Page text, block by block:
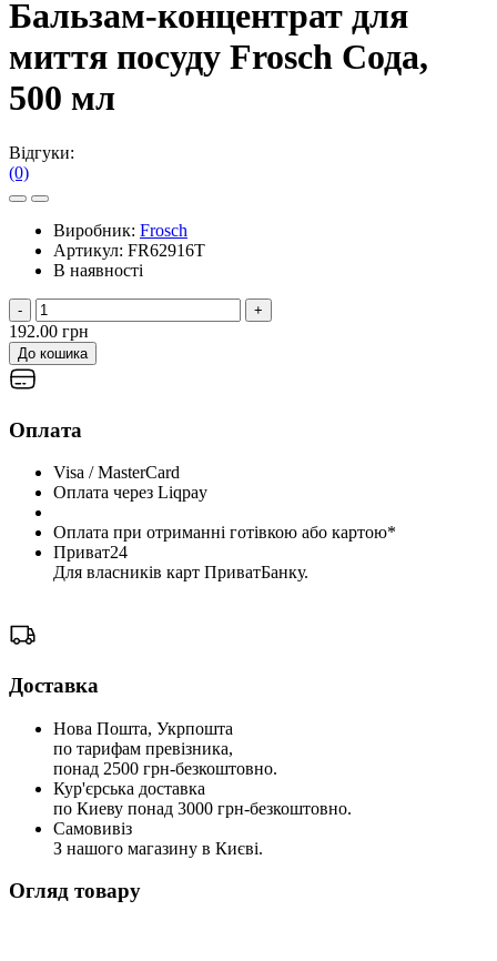
Бальзам-концентрат для
миття посуду Frosch Сода,
500 мл
Відгуки:
(0)
Виробник: Frosch
Артикул: FR62916T
В наявності
- +
192.00 грн
До кошика
Оплата
Visa / MasterCard
Оплата через Liqpay
Оплата при отриманні готівкою або картою*
Приват24
Для власників карт ПриватБанку.
Доставка
Нова Пошта, Укрпошта
по тарифам превізника,
понад 2500 грн-безкоштовно.
Кур'єрська доставка
по Киеву понад 3000 грн-безкоштовно.
Самовивіз
З нашого магазину в Києві.
Огляд товару